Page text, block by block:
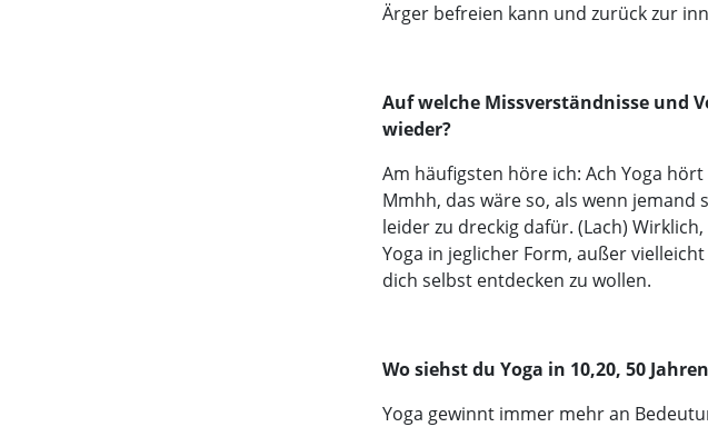
Ärger befreien kann und zurück zur
Auf welche Missverständnisse und
wieder?
Am häufigsten höre ich: Ach Yoga
Mmhh, das wäre so, als wenn jemand
leider zu dreckig dafür. (Lach)
Yoga in jeglicher Form, außer
dich selbst entdecken zu wollen.
Wo siehst du Yoga in 10,20, 50
Yoga gewinnt immer mehr an